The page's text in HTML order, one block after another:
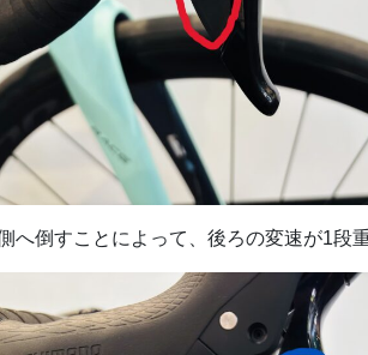
へ倒すことによって、後ろの変速が1段